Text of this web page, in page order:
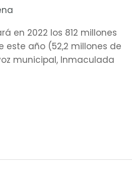
en 2022 los 812 millones
este año (52,2 millones de
municipal, Inmaculada